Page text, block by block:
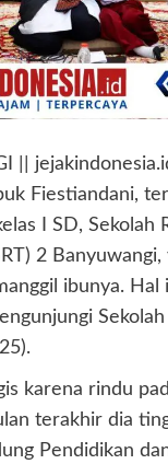
||
Fiestiandani,
I SD, Sekolah
2 Banyuwangi,
ibunya. Hal
Sekolah
karena rindu
terakhir dia
Pendidikan